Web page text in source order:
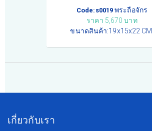
Code:s0019 พระถือจักร
ราคา 5,670 บาท
ขนาดสินค้า:19x15x22 CM.
เกี่ยวกับเรา